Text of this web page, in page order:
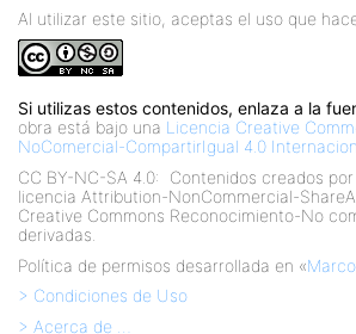
Al utilizar este sitio, aceptas el uso que
Si utilizas estos contenidos, enlaza a la
obra está bajo una Licencia Creative
NoComercial-CompartirIgual 4.0
CC BY-NC-SA 4.0: Contenidos creados por
licencia Attribution-NonCommercial-
Creative Commons Reconocimiento-No
derivadas.
Política de permisos desarrollada en «
> Condiciones de Uso
> Acerca de …